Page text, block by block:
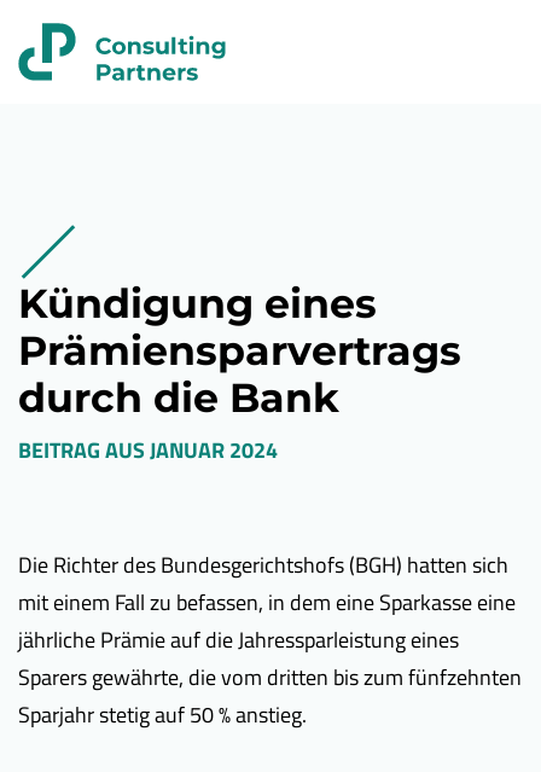
Kündigung eines
Prämiensparvertrags
durch die Bank
BEITRAG AUSJANUAR 2024
Die Richter des Bundesgerichtshofs (BGH) hatten sich
mit einem Fall zu befassen, in dem eine Sparkasse eine
jährliche Prämie auf die Jahressparleistung eines
Sparers gewährte, die vom dritten bis zum fünfzehnten
Sparjahr stetig auf 50 % anstieg.